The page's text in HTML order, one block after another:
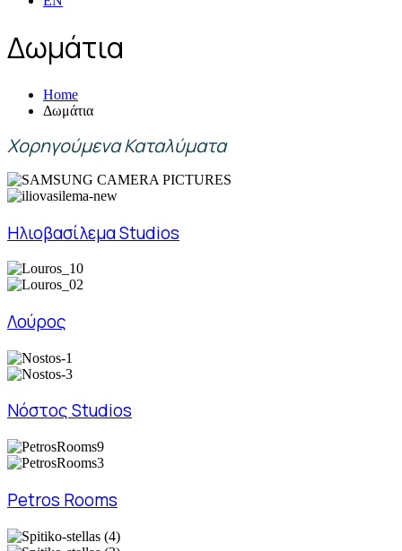
Δωμάτια
Home
Δωμάτια
Χορηγούμενα Καταλύματα
Ηλιοβασίλεμα Studios
Λούρος
Νόστος Studios
Petros Rooms